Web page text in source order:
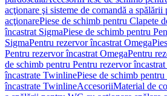
acţionare şi sisteme de comandă a spălării
acţionarePiese de schimb pentru Clapete
încastrat SigmaPiese de schimb pentru
SigmaPentru rezervor încastrat Omega
Pentru rezervor încastrat OmegaPentru
de schimb pentru Pentru rezervor
încastrate TwinlinePiese de schimb
încastrate TwinlineAccesoriiMaterial de